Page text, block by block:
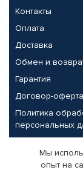
Контакты
Оплата
Доставка
Обмен и
Гарантия
Договор-оферта
Политика
персональных
Партнерам
Корпоративным
Мы
опыт на